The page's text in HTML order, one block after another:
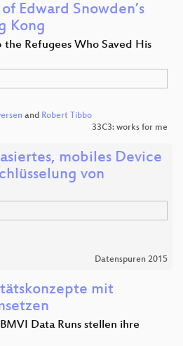
Edward Snowden’s
Kong
Refugees Who Saved His
and Robert Tibbo
33C3: works for me
mobiles Device
von
Datenspuren 2015
mit
Data Runs stellen ihre